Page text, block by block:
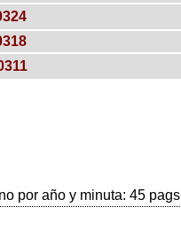
por año y minuta: 45